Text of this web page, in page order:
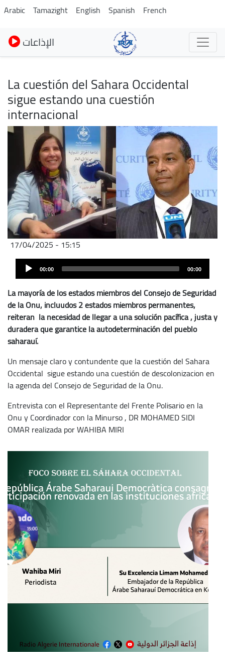
Pasar
al
contenido
principal
Arabic Tamazight English Spanish French
الإذاعات
La cuestión del Sahara Occidental
sigue estando una cuestión
internacional
Imagen
17/04/2025 - 15:15
Archivo
audio
Audio
Player 00:00 00:00
La mayoría de los estados miembros del Consejo de Seguridad
de la Onu, incluudos 2 estados miembros permanentes,
reiteran la necesidad de llegar a una solución pacífica , justa y
duradera que garantice la autodeterminación del pueblo
saharauí.
Un mensaje claro y contundente que la cuestión del Sahara
Occidental sigue estando una cuestión de descolonizacion en
la agenda del Consejo de Seguridad de la Onu.
Entrevista con el Representante del Frente Polisario en la
Onu y Coordinador con la Minurso , DR MOHAMED SIDI
OMAR realizada por WAHIBA MIRI